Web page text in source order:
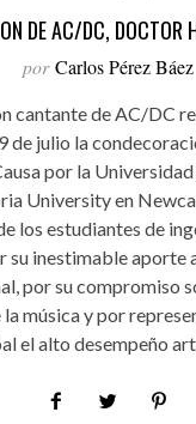
DE AC/DC, DOCTOR
por Carlos Pérez Báez
cantante de AC/DC
de julio la
por la
University en
los estudiantes de
su inestimable aporte
por su compromiso
música y por
el alto desempeño